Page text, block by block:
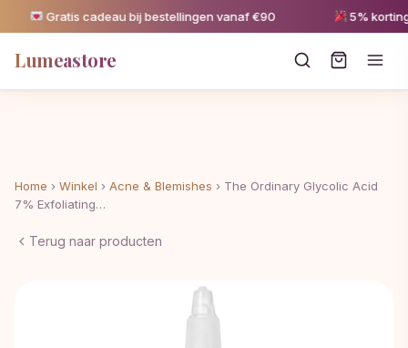
Gratis cadeau bij bestellingen vanaf €90 5% korting
Lumeastore
Home › Winkel › Acne & Blemishes › The Ordinary Glycolic Acid
7% Exfoliating…
Terug naar producten